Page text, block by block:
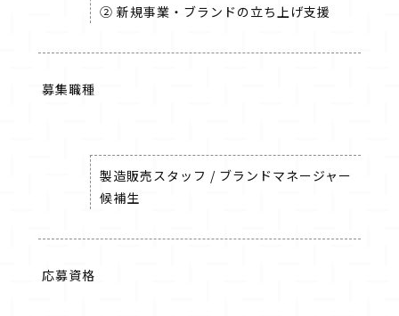
② 新規事業・ブランドの立ち上げ支援
募集職種
製造販売スタッフ / ブランドマネージャー
候補生
応募資格